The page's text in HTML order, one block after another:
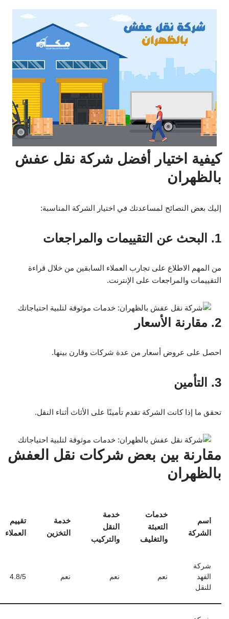
كيفية اختيار أفضل شركة نقل عفش
بالظهران
إليك بعض النصائح لمساعدتك في اختيار الشركة المناسبة:
1. البحث عن التقييمات والمراجعات
من المهم الاطلاع على تجارب العملاء السابقين من خلال قراءة
التقييمات والمراجعات على الإنترنت.
2. مقارنة الأسعار
احصل على عروض أسعار من عدة شركات وقارن بينها.
3. التأمين
تحقق ما إذا كانت الشركة تقدم تأمينًا على الأثاث أثناء النقل.
مقارنة بين بعض شركات نقل العفش
بالظهران
اسم
الشركة
خدمات
التعبئة
والتغليف
خدمة
النقل
والتركيب
خدمة
التخزين
تقييم
العملاء
شركة
الفهد
للنقل
نعم نعم نعم 4.8/5